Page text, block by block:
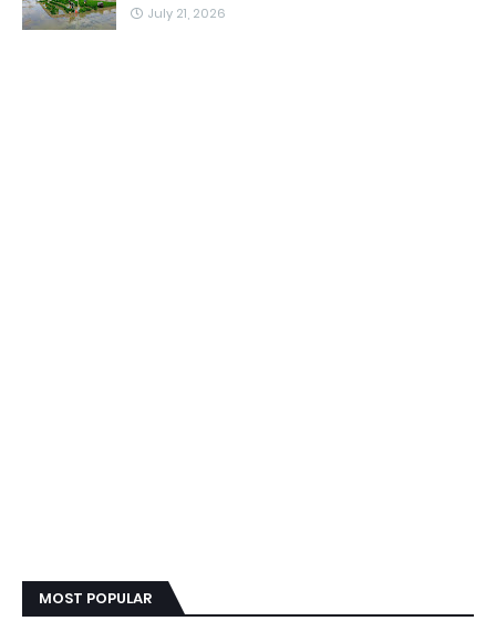
July 21, 2026
MOST POPULAR